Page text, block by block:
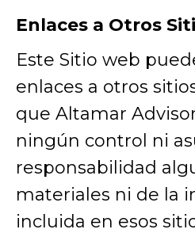
Enlaces a Otros
Este Sitio web
enlaces a otros
que Altamar
ningún control ni
responsabilidad
materiales ni de la
incluida en esos